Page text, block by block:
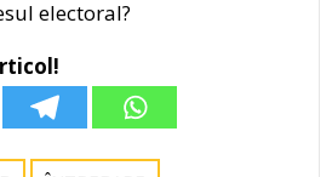
electoral?